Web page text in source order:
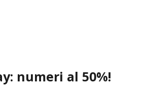
numeri al 50%!